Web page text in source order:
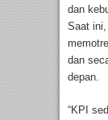
dan
Saat
dan
depan.
“KPI